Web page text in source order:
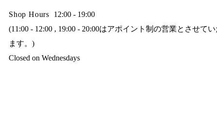
Shop Hours
12:00 - 19:00
(11:00 - 12:00 , 19:00 - 20:00はアポイント制の営業とさせて
ます。)
Closed on Wednesdays​